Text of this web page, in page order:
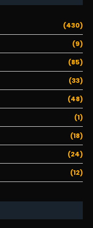
(430)
(9)
(85)
(33)
(48)
(1)
(18)
(24)
(12)